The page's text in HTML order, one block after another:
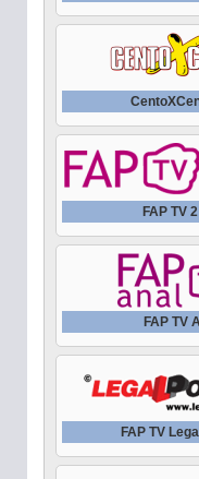
FAP TV
FAP TV
FAP TV